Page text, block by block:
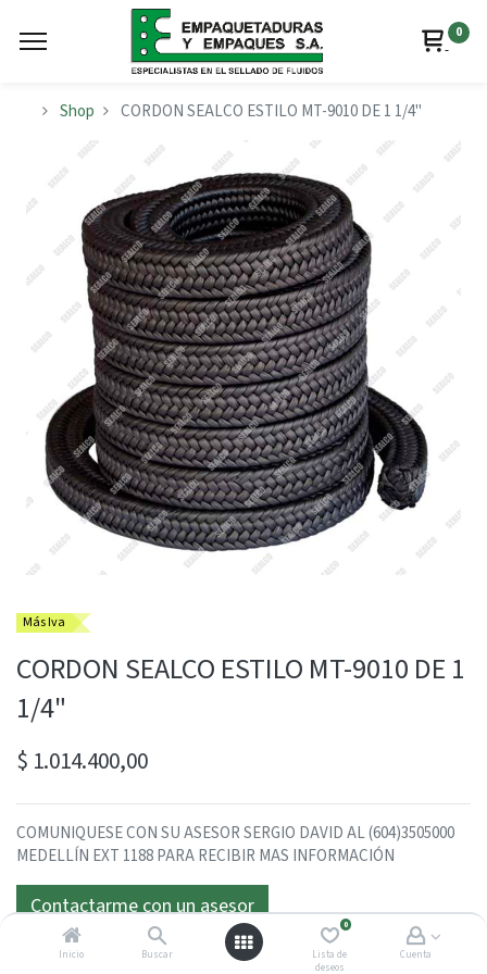
Inicio Buscar
0
Lista de
deseos
Cuenta
0
Shop CORDON SEALCO ESTILO MT-9010 DE 1 1/4"
Más Iva
CORDON SEALCO ESTILO MT-9010 DE 1
1/4"
$ 1.014.400,00
COMUNIQUESE CON SU ASESOR SERGIO DAVID AL (604)3505000
MEDELLÍN EXT 1188 PARA RECIBIR MAS INFORMACIÓN
Contactarme con un asesor